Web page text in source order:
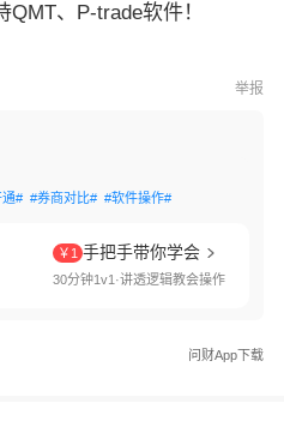
、P-trade软件！
举报
通# #券商对比# #软件操作#
￥1 手把手带你学会
30分钟1v1·讲透逻辑教会操作
问财App下载